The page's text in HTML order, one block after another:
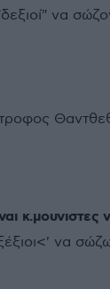
να
κ.μουνιστες
να